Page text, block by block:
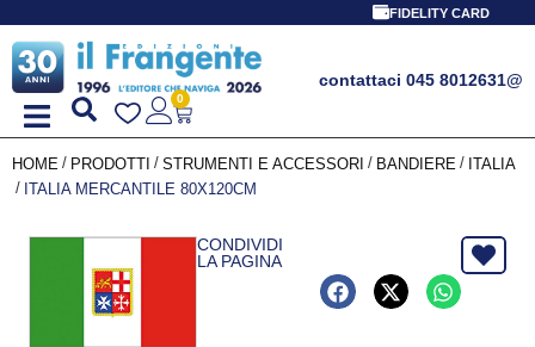
FIDELITY CARD
contattaci 045 8012631@
0
HOME / PRODOTTI / STRUMENTI E ACCESSORI / BANDIERE / ITALIA
/ ITALIA MERCANTILE 80X120CM
CONDIVIDI
LA PAGINA